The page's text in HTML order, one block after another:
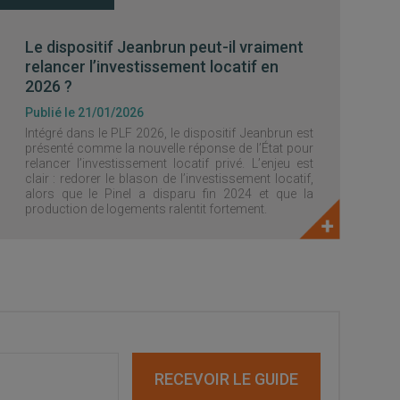
Le dispositif Jeanbrun peut-il vraiment
relancer l’investissement locatif en
2026 ?
Publié le 21/01/2026
Intégré dans le PLF 2026, le dispositif Jeanbrun est
présenté comme la nouvelle réponse de l’État pour
relancer l’investissement locatif privé. L’enjeu est
clair : redorer le blason de l’investissement locatif,
alors que le Pinel a disparu fin 2024 et que la
production de logements ralentit fortement.
RECEVOIR LE GUIDE